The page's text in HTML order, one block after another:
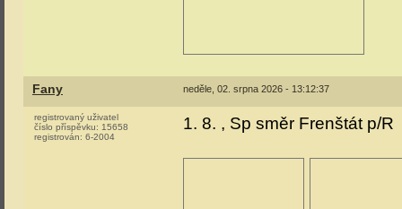
Fany neděle, 02. srpna 2026 - 13:12:37
registrovaný uživatel
číslo příspěvku: 15658
registrován: 6-2004
1. 8. , Sp směr Frenštát p/R